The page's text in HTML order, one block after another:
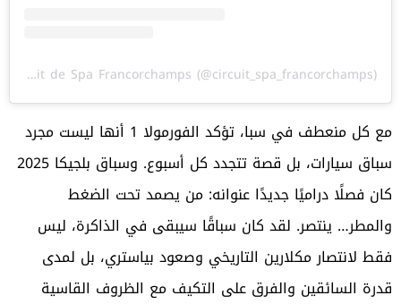
A post shared by Circuit de Spa Francorchamps (@circuit_spa_francorchamps)
مع كل منعطف في سبا، تؤكد الفورمولا 1 أنها ليست مجرد
سباق سيارات، بل قصة تتجدد كل أسبوع. وسباق بلجيكا 2025
كان فصلًا دراميًا جديدًا عنوانه: من يصمد تحت الضغط
والمطر… ينتصر. لقد كان سباقًا سيبقى في الذاكرة، ليس
فقط لانتصار مكلارين التاريخي وصعود بياستري، بل لمدى
قدرة السائقين والفرق على التكيف مع الظروف القاسية